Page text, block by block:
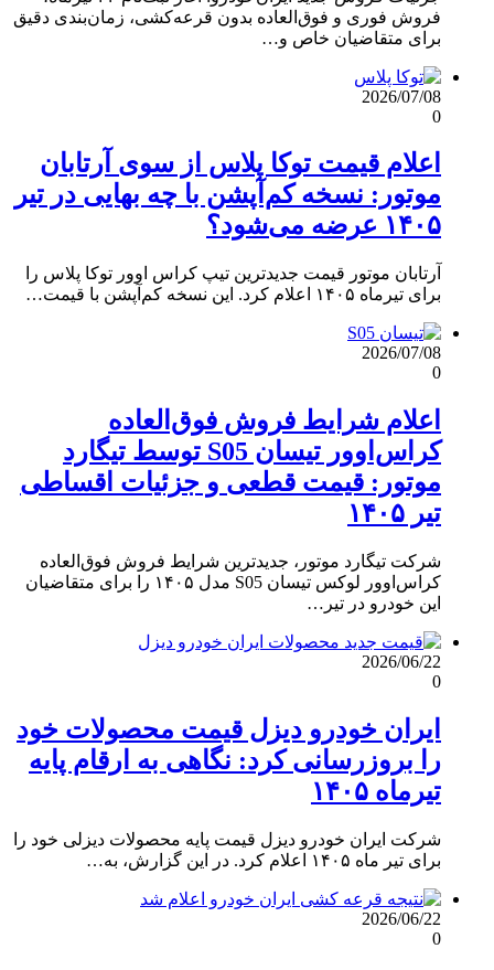
فروش فوری و فوق‌العاده بدون قرعه‌کشی، زمان‌بندی دقیق
برای متقاضیان خاص و…
2026/07/08
0
اعلام قیمت توکا پلاس از سوی آرتابان
موتور: نسخه کم‌آپشن با چه بهایی در تیر
۱۴۰۵ عرضه می‌شود؟
آرتابان موتور قیمت جدیدترین تیپ کراس اوور توکا پلاس را
برای تیرماه ۱۴۰۵ اعلام کرد. این نسخه کم‌آپشن با قیمت…
2026/07/08
0
اعلام شرایط فروش فوق‌العاده
کراس‌اوور تیسان S05 توسط تیگارد
موتور: قیمت قطعی و جزئیات اقساطی
تیر ۱۴۰۵
شرکت تیگارد موتور، جدیدترین شرایط فروش فوق‌العاده
کراس‌اوور لوکس تیسان S05 مدل ۱۴۰۵ را برای متقاضیان
این خودرو در تیر…
2026/06/22
0
ایران خودرو دیزل قیمت محصولات خود
را بروزرسانی کرد: نگاهی به ارقام پایه
تیرماه ۱۴۰۵
شرکت ایران خودرو دیزل قیمت پایه محصولات دیزلی خود را
برای تیر ماه ۱۴۰۵ اعلام کرد. در این گزارش، به…
2026/06/22
0